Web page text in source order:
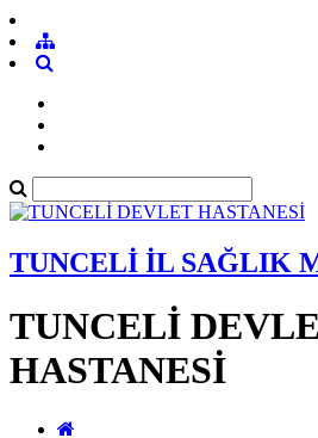
TUNCELİ İL SAĞLIK
TUNCELİ
HASTANESİ